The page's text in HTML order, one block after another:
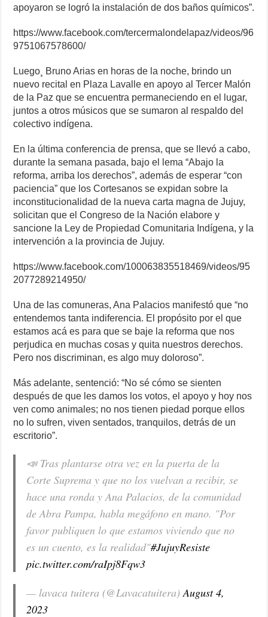
apoyaron se logró la instalación de dos baños químicos”.
https://www.facebook.com/tercermalondelapaz/videos/96
9751067578600/
Luego¸ Bruno Arias en horas de la noche, brindo un
nuevo recital en Plaza Lavalle en apoyo al Tercer Malón
de la Paz que se encuentra permaneciendo en el lugar,
juntos a otros músicos que se sumaron al respaldo del
colectivo indígena.
En la última conferencia de prensa, que se llevó a cabo,
durante la semana pasada, bajo el lema “Abajo la
reforma, arriba los derechos”, además de esperar “con
paciencia” que los Cortesanos se expidan sobre la
inconstitucionalidad de la nueva carta magna de Jujuy,
solicitan que el Congreso de la Nación elabore y
sancione la Ley de Propiedad Comunitaria Indígena, y la
intervención a la provincia de Jujuy.
https://www.facebook.com/100063835518469/videos/95
2077289214950/
Una de las comuneras, Ana Palacios manifestó que “no
entendemos tanta indiferencia. El propósito por el que
estamos acá es para que se baje la reforma que nos
perjudica en muchas cosas y quita nuestros derechos.
Pero nos discriminan, es algo muy doloroso”.
Más adelante, sentenció: “No sé cómo se sienten
después de que les damos los votos, el apoyo y hoy nos
ven como animales; no nos tienen piedad porque ellos
no lo sufren, viven sentados, tranquilos, detrás de un
escritorio”.
📣 Tras plantarse otra vez en la puerta de la
Corte Suprema y que no los vuelvan a recibir, se
hace una ronda y Ana Palacios, de la comunidad
de Abra Pampa, habla megáfono en mano. "Por
favor publiquen lo que estamos viviendo que no
es un cuento, es la realidad"#JujuyResiste
pic.twitter.com/raIpj8Fqw3
— lavaca tuitera (@Lavacatuitera)August 4,
2023